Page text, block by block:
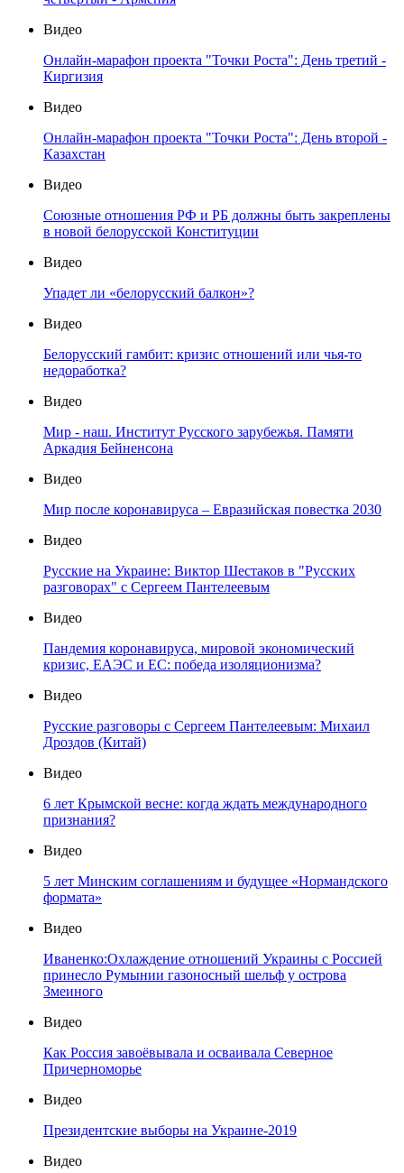
Видео
Онлайн-марафон проекта "Точки Роста": День третий -
Киргизия
Видео
Онлайн-марафон проекта "Точки Роста": День второй -
Казахстан
Видео
Союзные отношения РФ и РБ должны быть закреплены
в новой белорусской Конституции
Видео
Упадет ли «белорусский балкон»?
Видео
Белорусский гамбит: кризис отношений или чья-то
недоработка?
Видео
Мир - наш. Институт Русского зарубежья. Памяти
Аркадия Бейненсона
Видео
Мир после коронавируса – Евразийская повестка 2030
Видео
Русские на Украине: Виктор Шестаков в "Русских
разговорах" с Сергеем Пантелеевым
Видео
Пандемия коронавируса, мировой экономический
кризис, ЕАЭС и ЕС: победа изоляционизма?
Видео
Русские разговоры с Сергеем Пантелеевым: Михаил
Дроздов (Китай)
Видео
6 лет Крымской весне: когда ждать международного
признания?
Видео
5 лет Минским соглашениям и будущее «Нормандского
формата»
Видео
Иваненко:Охлаждение отношений Украины с Россией
принесло Румынии газоносный шельф у острова
Змеиного
Видео
Как Россия завоёвывала и осваивала Северное
Причерноморье
Видео
Президентские выборы на Украине-2019
Видео